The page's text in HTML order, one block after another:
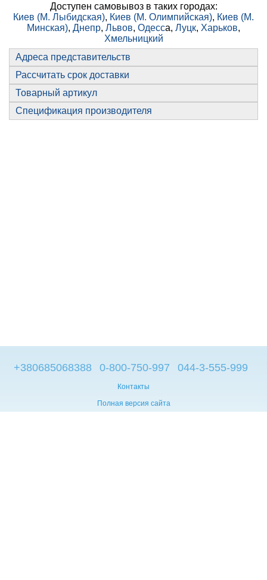
Доступен самовывоз в таких городах:
Киев (М. Лыбидская), Киев (М. Олимпийская), Киев (М.
Минская), Днепр, Львов, Одесса, Луцк, Харьков,
Хмельницкий
Адреса представительств
Рассчитать срок доставки
Товарный артикул
Спецификация производителя
+380685068388 0-800-750-997 044-3-555-999
Контакты
Полная версия сайта